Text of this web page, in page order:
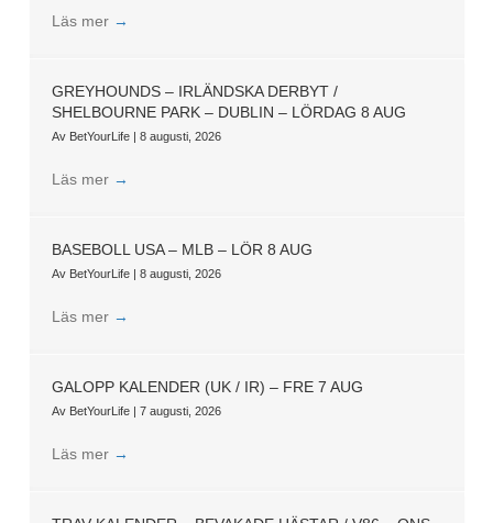
Läs mer →
GREYHOUNDS – IRLÄNDSKA DERBYT /
SHELBOURNE PARK – DUBLIN – LÖRDAG 8 AUG
Av BetYourLife | 8 augusti, 2026
Läs mer →
BASEBOLL USA – MLB – LÖR 8 AUG
Av BetYourLife | 8 augusti, 2026
Läs mer →
GALOPP KALENDER (UK / IR) – FRE 7 AUG
Av BetYourLife | 7 augusti, 2026
Läs mer →